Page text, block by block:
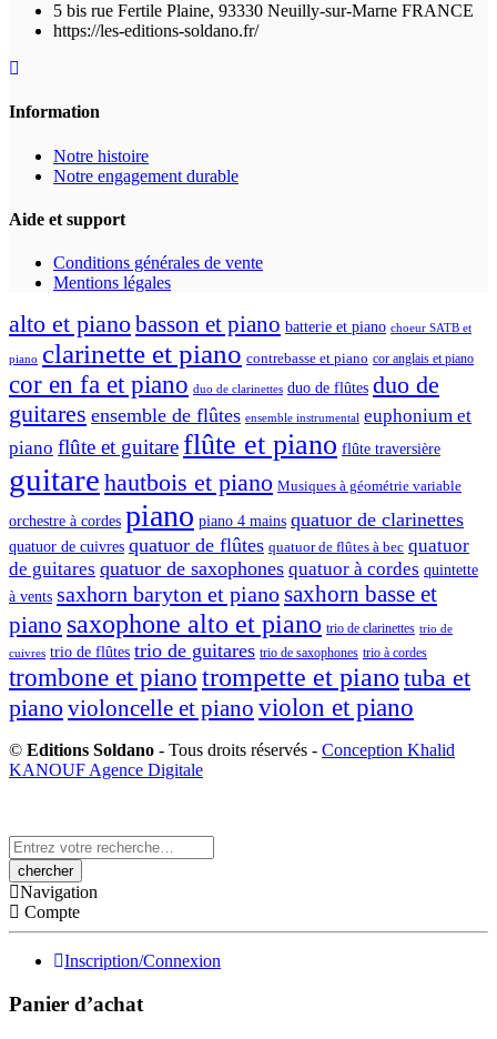
5 bis rue Fertile Plaine, 93330 Neuilly-sur-Marne FRANCE
https://les-editions-soldano.fr/
Information
Notre histoire
Notre engagement durable
Aide et support
Conditions générales de vente
Mentions légales
alto et pianobasson et piano batterie et piano choeur SATB et
piano clarinette et piano contrebasse et piano cor anglais et piano
cor en fa et piano duo de clarinettes duo de flûtes duo de
guitares ensemble de flûtes ensemble instrumental euphonium et
piano flûte et guitareflûte et piano flûte traversière
guitare hautbois et piano Musiques à géométrie variable
orchestre à cordes piano piano 4 mains quatuor de clarinettes
quatuor de cuivres quatuor de flûtes quatuor de flûtes à bec quatuor
de guitares quatuor de saxophones quatuor à cordes quintette
à vents saxhorn baryton et pianosaxhorn basse et
piano saxophone alto et piano trio de clarinettes trio de
cuivres trio de flûtes trio de guitares trio de saxophones trio à cordes
trombone et piano trompette et piano tuba et
pianovioloncelle et piano violon et piano
© Editions Soldano - Tous droits réservés - Conception Khalid
KANOUF Agence Digitale
Search
here
Navigation
Compte
Inscription/Connexion
Panier d’achat